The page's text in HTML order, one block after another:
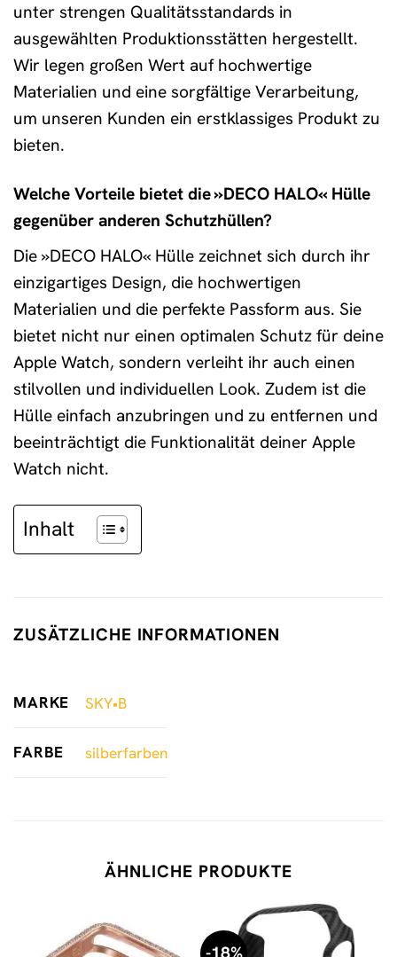
unter strengen Qualitätsstandards in
ausgewählten Produktionsstätten hergestellt.
Wir legen großen Wert auf hochwertige
Materialien und eine sorgfältige Verarbeitung,
um unseren Kunden ein erstklassiges Produkt zu
bieten.
Welche Vorteile bietet die »DECO HALO« Hülle
gegenüber anderen Schutzhüllen?
Die »DECO HALO« Hülle zeichnet sich durch ihr
einzigartiges Design, die hochwertigen
Materialien und die perfekte Passform aus. Sie
bietet nicht nur einen optimalen Schutz für deine
Apple Watch, sondern verleiht ihr auch einen
stilvollen und individuellen Look. Zudem ist die
Hülle einfach anzubringen und zu entfernen und
beeinträchtigt die Funktionalität deiner Apple
Watch nicht.
Inhalt
ZUSÄTZLICHE INFORMATIONEN
MARKE SKY•B
FARBE silberfarben
ÄHNLICHE PRODUKTE